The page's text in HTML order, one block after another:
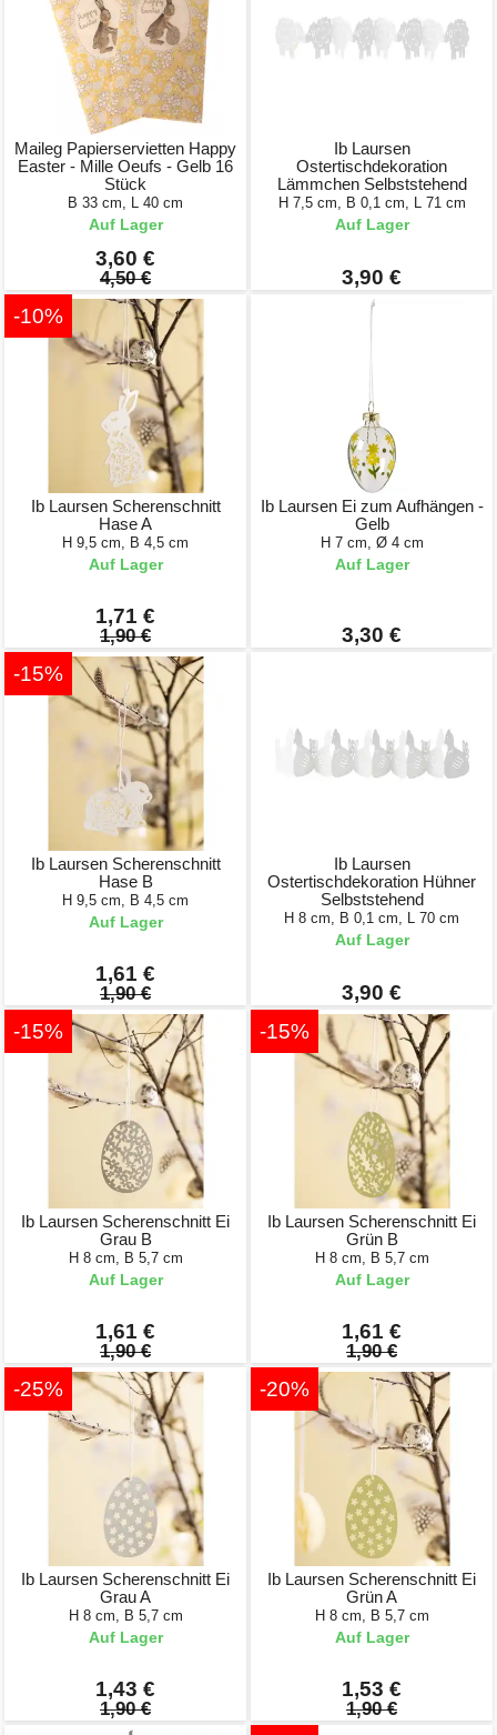
Maileg Papierservietten Happy
Easter - Mille Oeufs - Gelb 16
Stück
B 33 cm, L 40 cm
Auf Lager
3,60 €
4,50 €
Ib Laursen
Ostertischdekoration
Lämmchen Selbststehend
H 7,5 cm, B 0,1 cm, L 71 cm
Auf Lager
3,90 €
-10%
Ib Laursen Scherenschnitt
Hase A
H 9,5 cm, B 4,5 cm
Auf Lager
1,71 €
1,90 €
Ib Laursen Ei zum Aufhängen -
Gelb
H 7 cm, Ø 4 cm
Auf Lager
3,30 €
-15%
Ib Laursen Scherenschnitt
Hase B
H 9,5 cm, B 4,5 cm
Auf Lager
1,61 €
1,90 €
Ib Laursen
Ostertischdekoration Hühner
Selbststehend
H 8 cm, B 0,1 cm, L 70 cm
Auf Lager
3,90 €
-15%
Ib Laursen Scherenschnitt Ei
Grau B
H 8 cm, B 5,7 cm
Auf Lager
1,61 €
1,90 €
-15%
Ib Laursen Scherenschnitt Ei
Grün B
H 8 cm, B 5,7 cm
Auf Lager
1,61 €
1,90 €
-25%
Ib Laursen Scherenschnitt Ei
Grau A
H 8 cm, B 5,7 cm
Auf Lager
1,43 €
1,90 €
-20%
Ib Laursen Scherenschnitt Ei
Grün A
H 8 cm, B 5,7 cm
Auf Lager
1,53 €
1,90 €